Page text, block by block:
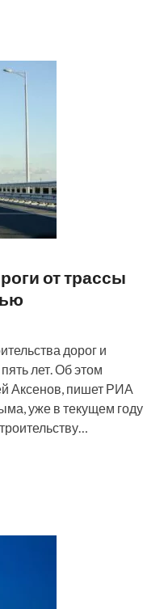
от трассы
дорог и
лет. Об этом
Аксенов, пишет РИА
уже в текущем году